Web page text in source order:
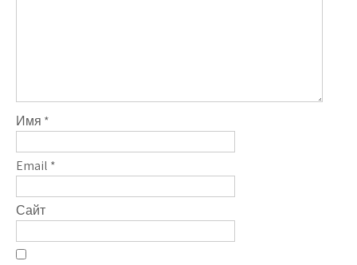
Имя *
Email *
Сайт